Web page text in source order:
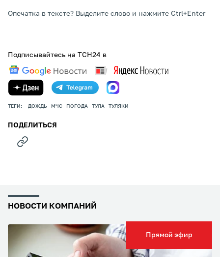
Прямой эфир
Опечатка в тексте? Выделите слово и нажмите Ctrl+Enter
Подписывайтесь на ТСН24 в
ТЕГИ: ДОЖДЬ МЧС ПОГОДА ТУЛА ТУЛЯКИ
ПОДЕЛИТЬСЯ
НОВОСТИ КОМПАНИЙ